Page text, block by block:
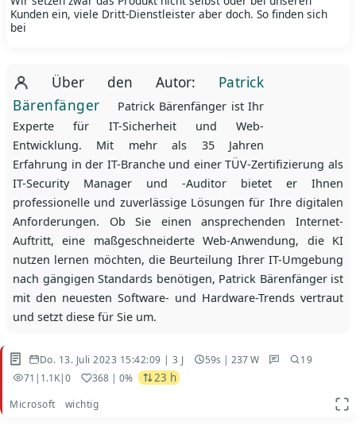
Kunden ein, viele Dritt-Dienstleister aber doch. So finden sich
bei
Über den Autor: Patrick
Bärenfänger
Patrick Bärenfänger ist Ihr
Experte für IT-Sicherheit und Web-
Entwicklung. Mit mehr als 35 Jahren
Erfahrung in der IT-Branche und einer TÜV-Zertifizierung als
IT-Security Manager und -Auditor bietet er Ihnen
professionelle und zuverlässige Lösungen für Ihre digitalen
Anforderungen. Ob Sie einen ansprechenden Internet-
Auftritt, eine maßgeschneiderte Web-Anwendung, die KI
nutzen lernen möchten, die Beurteilung Ihrer IT-Umgebung
nach gängigen Standards benötigen, Patrick Bärenfänger ist
mit den neuesten Software- und Hardware-Trends vertraut
und setzt diese für Sie um.
Do. 13. Juli 2023 15:42:09 | 3 J 59s | 237 W
19
71 | 1.1K|0 368| 0% 23 h
Microsoft wichtig